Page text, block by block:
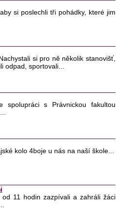
si poslechli tři pohádky, které jim
si pro ně několik stanovišť,
odpad, sportovali...
spolupráci s Právnickou fakultou
kolo 4boje u nás na naší škole...
od 11 hodin zazpívali a zahráli žáci